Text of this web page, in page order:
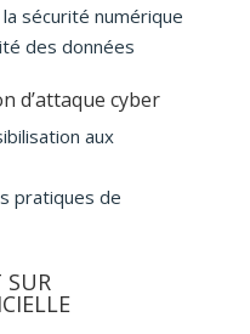
sécurité numérique
des données
d’attaque cyber
aux
pratiques de
SUR